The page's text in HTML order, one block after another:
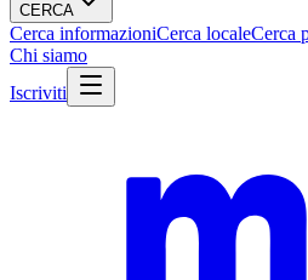
CERCA
Cerca informazioniCerca localeCerca
Chi siamo
Iscriviti